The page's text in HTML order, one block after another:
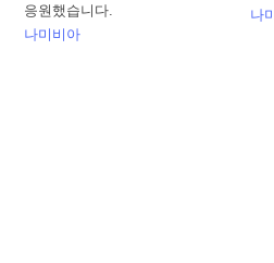
응원했습니다.
나미비아
나